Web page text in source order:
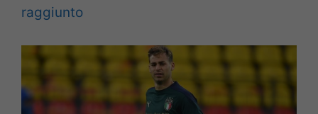
raggiunto